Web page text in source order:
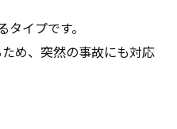
イプです。
め、突然の事故にも対応